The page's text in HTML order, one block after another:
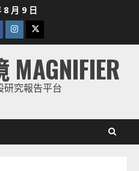
8 月 9 日
Instagram
Twitter
研究報告平台